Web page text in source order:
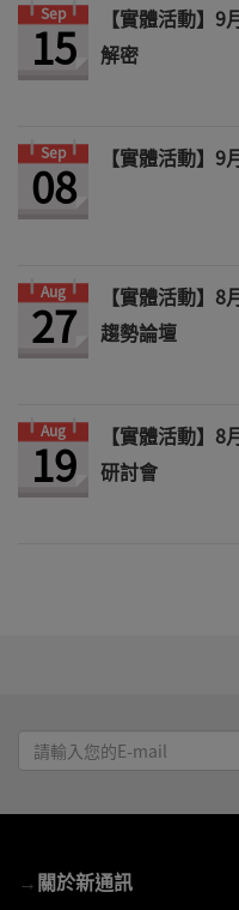
Sep
15
【實體活動】
解密
Sep
08 【實體活動】
Aug
27
【實體活動】
趨勢論壇
Aug
19
【實體活動】
研討會
請
輸
E-
→關於新通訊